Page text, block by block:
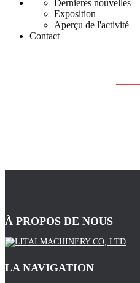
Dernières nouvelles
Exposition
Aperçu de l'activité
Contact
À PROPOS DE NOUS
LA NAVIGATION